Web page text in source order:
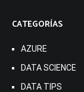
CATEGORÍAS
AZURE
DATA SCIENCE
DATA TIPS